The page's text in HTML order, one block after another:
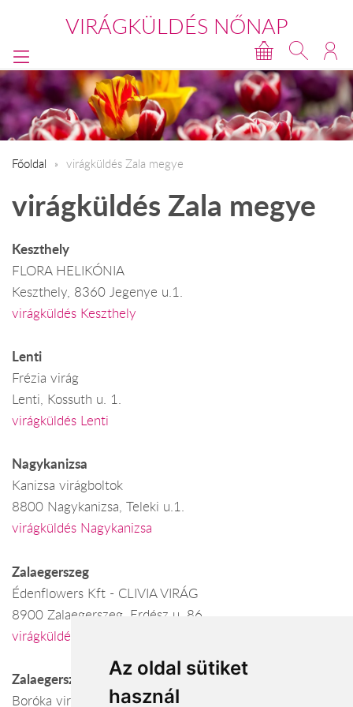
Az oldal sütiket
használ
VIRÁGKÜLDÉS NŐNAP
Főoldal virágküldés Zala megye
virágküldés Zala megye
Keszthely
FLORA HELIKÓNIA
Keszthely, 8360 Jegenye u.1.
virágküldés Keszthely
Lenti
Frézia virág
Lenti, Kossuth u. 1.
virágküldés Lenti
Nagykanizsa
Kanizsa virágboltok
8800 Nagykanizsa, Teleki u.1.
virágküldés Nagykanizsa
Zalaegerszeg
Édenflowers Kft - CLIVIA VIRÁG
8900 Zalaegerszeg, Erdész u. 86.
virágküldés Zalaegerszeg
Zalaegerszeg
Boróka virág